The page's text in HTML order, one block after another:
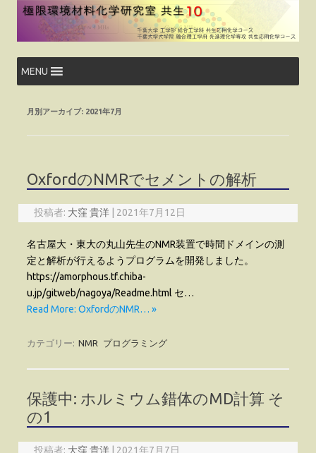
コ
ン
ツ
キ
ッ
MENU
月別アーカイブ: 2021年7月
OxfordのNMRでセメントの解析
投稿者: 大窪 貴洋 2021年7月12日
名古屋大・東大の丸山先生のNMR装置で時間ドメインの測
定と解析が行えるようプログラムを開発しました。
https://amorphous.tf.chiba-
u.jp/gitweb/nagoya/Readme.html セ…
Read More: OxfordのNMR… »
カテゴリー: NMR プログラミング
保護中: ホルミウム錯体のMD計算 そ
の1
投稿者: 大窪 貴洋 2021年7月7日